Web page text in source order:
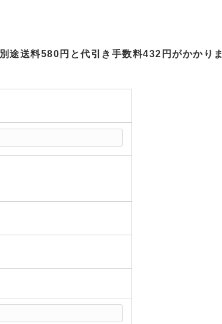
別途送料580円と代引き手数料432円がかかりま